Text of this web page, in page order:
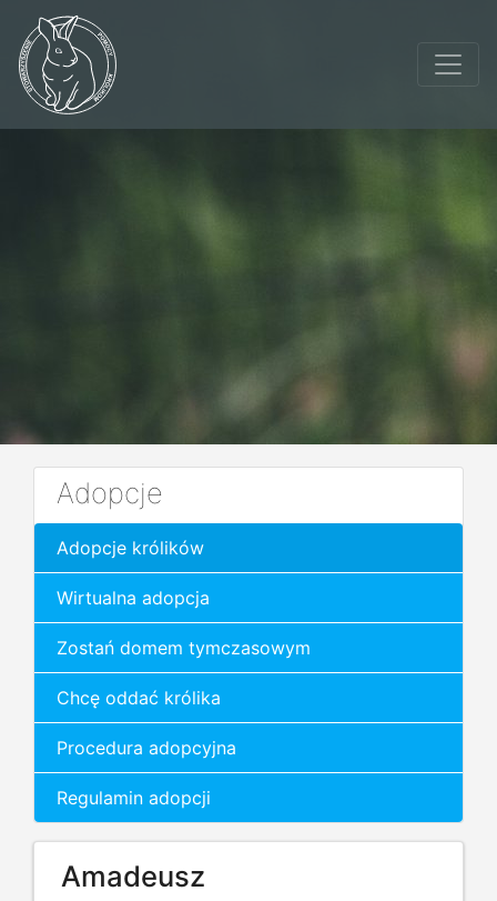
Adopcje
Adopcje królików
Wirtualna adopcja
Zostań domem tymczasowym
Chcę oddać królika
Procedura adopcyjna
Regulamin adopcji
Amadeusz